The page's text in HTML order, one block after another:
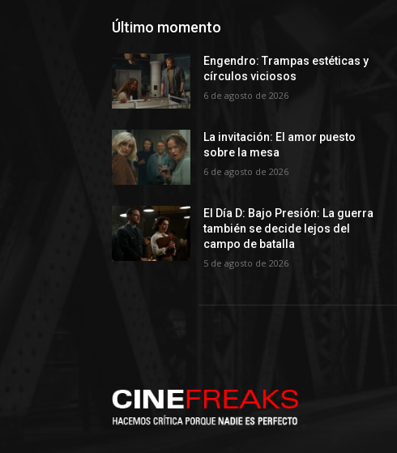
Último momento
Engendro: Trampas estéticas y
círculos viciosos
6 de agosto de 2026
La invitación: El amor puesto
sobre la mesa
6 de agosto de 2026
El Día D: Bajo Presión: La guerra
también se decide lejos del
campo de batalla
5 de agosto de 2026